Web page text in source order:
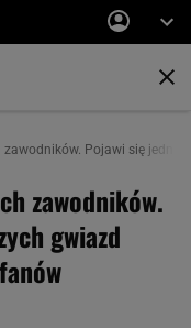
zawodników. Pojawi się
zawodników.
gwiazd